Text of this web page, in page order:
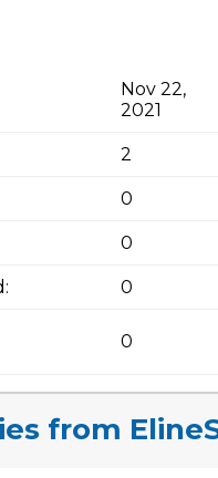
Nov 22,
2021
2
0
0
0
0
from